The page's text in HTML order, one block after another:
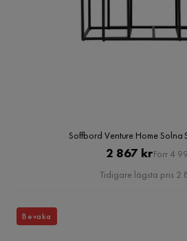
Soffbord Venture Home Solna
Pris
2 867 kr
Pris
Förr 4
Tidigare lägsta pris 2
Bevaka